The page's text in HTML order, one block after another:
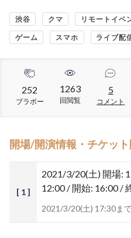
渋谷 クマ リモートイベ
ゲーム スマホ ライブ配
252
ブラボー
1263
回閲覧
5
コメント
開場/開演情報・チケッ
[ 1 ]
2021/3/20(土) 開場:
12:00 / 開始: 16:00 /
2021/3/20(土) 17:30ま